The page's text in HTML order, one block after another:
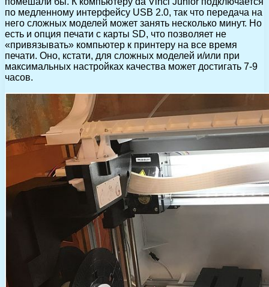
по медленному интерфейсу USB 2.0, так что передача на
него сложных моделей может занять несколько минут. Но
есть и опция печати с карты SD, что позволяет не
«привязывать» компьютер к принтеру на все время
печати. Оно, кстати, для сложных моделей и/или при
максимальных настройках качества может достигать 7-9
часов.